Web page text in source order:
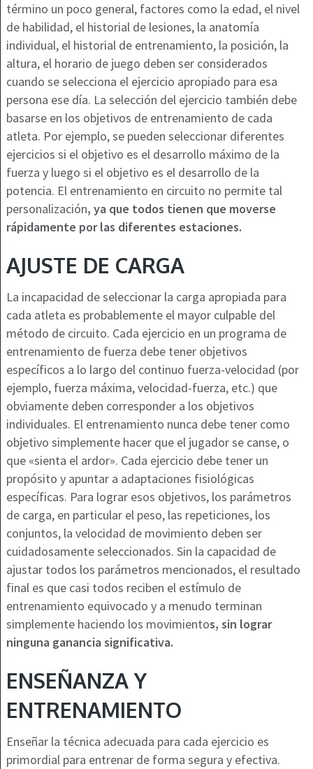
término un poco general, factores como la edad, el nivel
de habilidad, el historial de lesiones, la anatomía
individual, el historial de entrenamiento, la posición, la
altura, el horario de juego deben ser considerados
cuando se selecciona el ejercicio apropiado para esa
persona ese día. La selección del ejercicio también debe
basarse en los objetivos de entrenamiento de cada
atleta. Por ejemplo, se pueden seleccionar diferentes
ejercicios si el objetivo es el desarrollo máximo de la
fuerza y luego si el objetivo es el desarrollo de la
potencia. El entrenamiento en circuito no permite tal
personalización, ya que todos tienen que moverse
rápidamente por las diferentes estaciones.
AJUSTE DE CARGA
La incapacidad de seleccionar la carga apropiada para
cada atleta es probablemente el mayor culpable del
método de circuito. Cada ejercicio en un programa de
entrenamiento de fuerza debe tener objetivos
específicos a lo largo del continuo fuerza-velocidad (por
ejemplo, fuerza máxima, velocidad-fuerza, etc.) que
obviamente deben corresponder a los objetivos
individuales. El entrenamiento nunca debe tener como
objetivo simplemente hacer que el jugador se canse, o
que «sienta el ardor». Cada ejercicio debe tener un
propósito y apuntar a adaptaciones fisiológicas
específicas. Para lograr esos objetivos, los parámetros
de carga, en particular el peso, las repeticiones, los
conjuntos, la velocidad de movimiento deben ser
cuidadosamente seleccionados. Sin la capacidad de
ajustar todos los parámetros mencionados, el resultado
final es que casi todos reciben el estímulo de
entrenamiento equivocado y a menudo terminan
simplemente haciendo los movimientos, sin lograr
ninguna ganancia significativa.
ENSEÑANZA Y
ENTRENAMIENTO
Enseñar la técnica adecuada para cada ejercicio es
primordial para entrenar de forma segura y efectiva.